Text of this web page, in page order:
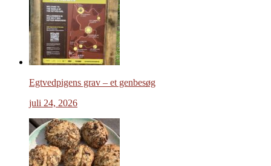
Egtvedpigens grav – et genbesøg
juli 24, 2026